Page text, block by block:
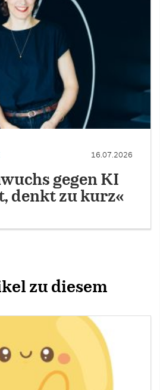
16.07.2026
gegen KI
denkt zu kurz«
zu diesem